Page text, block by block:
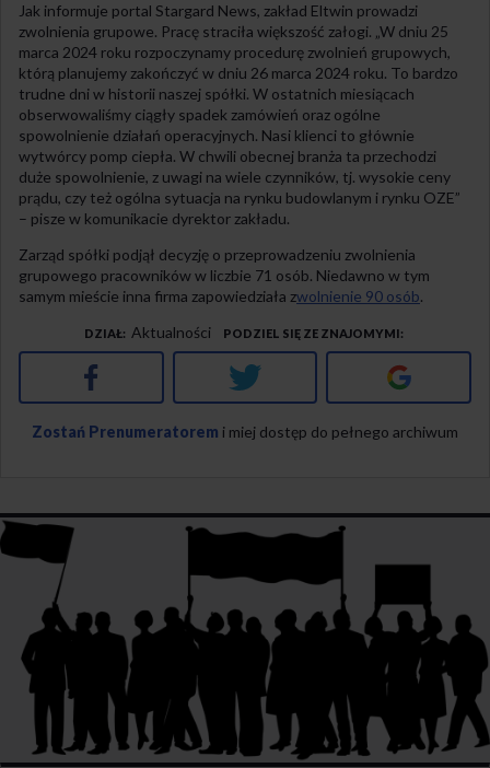
Jak informuje portal Stargard News, zakład Eltwin prowadzi
zwolnienia grupowe. Pracę straciła większość załogi. „W dniu 25
marca 2024 roku rozpoczynamy procedurę zwolnień grupowych,
którą planujemy zakończyć w dniu 26 marca 2024 roku. To bardzo
trudne dni w historii naszej spółki. W ostatnich miesiącach
obserwowaliśmy ciągły spadek zamówień oraz ogólne
spowolnienie działań operacyjnych. Nasi klienci to głównie
wytwórcy pomp ciepła. W chwili obecnej branża ta przechodzi
duże spowolnienie, z uwagi na wiele czynników, tj. wysokie ceny
prądu, czy też ogólna sytuacja na rynku budowlanym i rynku OZE”
– pisze w komunikacie dyrektor zakładu.
Zarząd spółki podjął decyzję o przeprowadzeniu zwolnienia
grupowego pracowników w liczbie 71 osób. Niedawno w tym
samym mieście inna firma zapowiedziała zwolnienie 90 osób.
DZIAŁ Aktualności PODZIEL SIĘ ZE ZNAJOMYMI
Facebook Twitter Google+
Zostań Prenumeratorem i miej dostęp do pełnego archiwum